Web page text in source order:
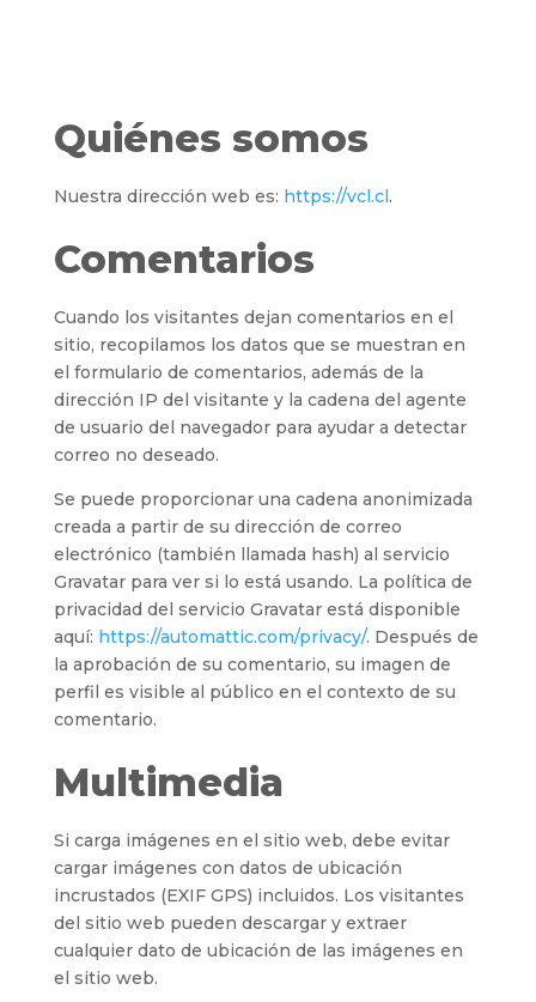
Quiénes somos
Nuestra dirección web es: https://vcl.cl.
Comentarios
Cuando los visitantes dejan comentarios en el
sitio, recopilamos los datos que se muestran en
el formulario de comentarios, además de la
dirección IP del visitante y la cadena del agente
de usuario del navegador para ayudar a detectar
correo no deseado.
Se puede proporcionar una cadena anonimizada
creada a partir de su dirección de correo
electrónico (también llamada hash) al servicio
Gravatar para ver si lo está usando. La política de
privacidad del servicio Gravatar está disponible
aquí: https://automattic.com/privacy/. Después de
la aprobación de su comentario, su imagen de
perfil es visible al público en el contexto de su
comentario.
Multimedia
Si carga imágenes en el sitio web, debe evitar
cargar imágenes con datos de ubicación
incrustados (EXIF GPS) incluidos. Los visitantes
del sitio web pueden descargar y extraer
cualquier dato de ubicación de las imágenes en
el sitio web.